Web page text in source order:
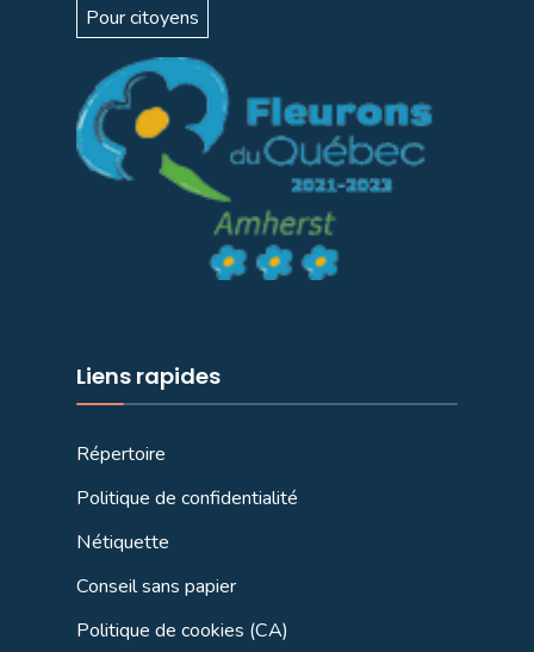
Pour citoyens
Liens rapides
Répertoire
Politique de confidentialité
Nétiquette
Conseil sans papier
Politique de cookies (CA)